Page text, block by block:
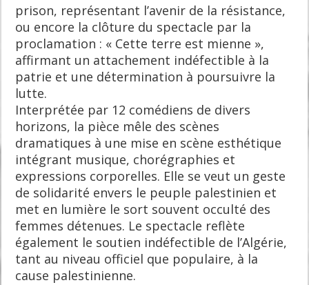
prison, représentant l’avenir de la résistance,
ou encore la clôture du spectacle par la
proclamation : « Cette terre est mienne »,
affirmant un attachement indéfectible à la
patrie et une détermination à poursuivre la
lutte.
Interprétée par 12 comédiens de divers
horizons, la pièce mêle des scènes
dramatiques à une mise en scène esthétique
intégrant musique, chorégraphies et
expressions corporelles. Elle se veut un geste
de solidarité envers le peuple palestinien et
met en lumière le sort souvent occulté des
femmes détenues. Le spectacle reflète
également le soutien indéfectible de l’Algérie,
tant au niveau officiel que populaire, à la
cause palestinienne.